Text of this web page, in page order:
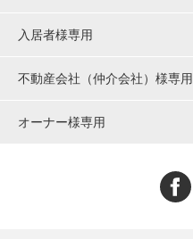
入居者様専用
不動産会社（仲介会社）様専用
オーナー様専用